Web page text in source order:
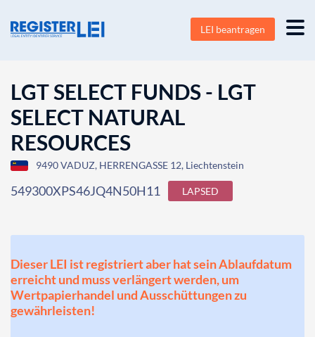
LEI beantragen
LGT SELECT FUNDS - LGT
SELECT NATURAL
RESOURCES
9490 VADUZ, HERRENGASSE 12, Liechtenstein
549300XPS46JQ4N50H11 LAPSED
Dieser LEI ist registriert aber hat sein Ablaufdatum
erreicht und muss verlängert werden, um
Wertpapierhandel und Ausschüttungen zu
gewährleisten!